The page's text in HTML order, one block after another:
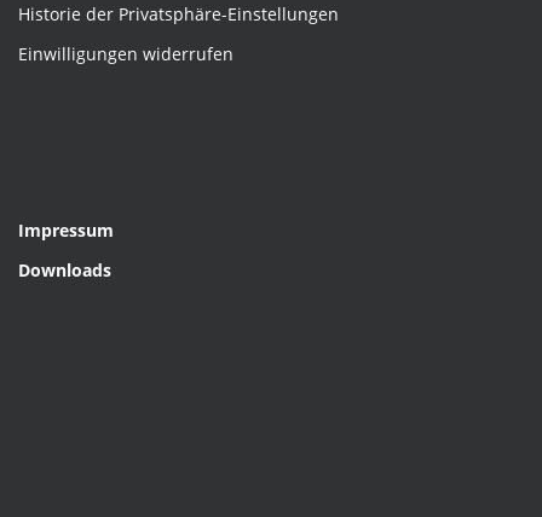
Historie der Privatsphäre-Einstellungen
Einwilligungen widerrufen
Impressum
Downloads